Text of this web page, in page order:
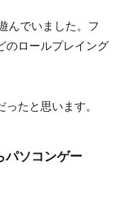
んでいました。フ
のロールプレイング
たと思います。
パソコンゲー